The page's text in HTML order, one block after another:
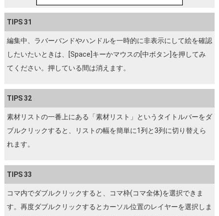
TIPS 31
編集中、ラバーバンドやハンドルを一時的に非表示にして絵を確認
したいたいときは、[Space]キーかマウスの[中ボタン]を押してみ
てください。押している間は消えます。
TIPS 32
素材リストの一番上にある「素材リスト」というタイトルバーをダ
ブルクリックすると、リストの幅を簡単に1列と3列に切り替えら
れます。
TIPS 33
コマ内でダブルクリックすると、コマ枠(コマ全体)を選択できま
す。再度ダブルクリックするとカーソル位置のレイヤーを選択しま